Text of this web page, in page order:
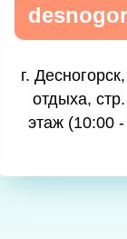
г.
отдыха,
этаж (10:00